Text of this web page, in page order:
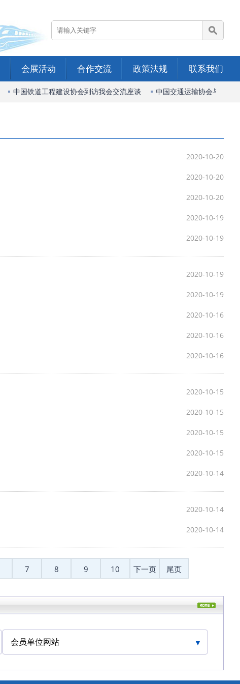
会展活动 合作交流 政策法规 联系我们
中国铁道工程建设协会到访我会交流座谈 中国交通运输协会与江苏省
2020-10-20
2020-10-20
2020-10-20
2020-10-19
2020-10-19
2020-10-19
2020-10-19
2020-10-16
2020-10-16
2020-10-16
2020-10-15
2020-10-15
2020-10-15
2020-10-15
2020-10-14
2020-10-14
2020-10-14
7 8 9 10 下一页 尾页
会员单位网站